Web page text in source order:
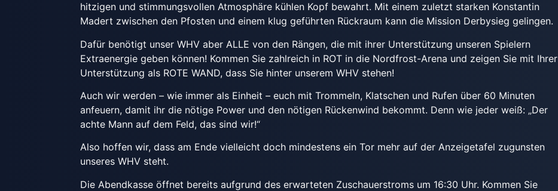
hitzigen und stimmungsvollen Atmosphäre kühlen Kopf bewahrt. Mit einem zuletzt starken Konstantin
Madert zwischen den Pfosten und einem klug geführten Rückraum kann die Mission Derbysieg gelingen.
Dafür benötigt unser WHV aber ALLE von den Rängen, die mit ihrer Unterstützung unseren Spielern
Extraenergie geben können! Kommen Sie zahlreich in ROT in die Nordfrost-Arena und zeigen Sie mit Ihrer
Unterstützung als ROTE WAND, dass Sie hinter unserem WHV stehen!
Auch wir werden – wie immer als Einheit – euch mit Trommeln, Klatschen und Rufen über 60 Minuten
anfeuern, damit ihr die nötige Power und den nötigen Rückenwind bekommt. Denn wie jeder weiß: „Der
achte Mann auf dem Feld, das sind wir!“
Also hoffen wir, dass am Ende vielleicht doch mindestens ein Tor mehr auf der Anzeigetafel zugunsten
unseres WHV steht.
Die Abendkasse öffnet bereits aufgrund des erwarteten Zuschauerstroms um 16:30 Uhr. Kommen Sie